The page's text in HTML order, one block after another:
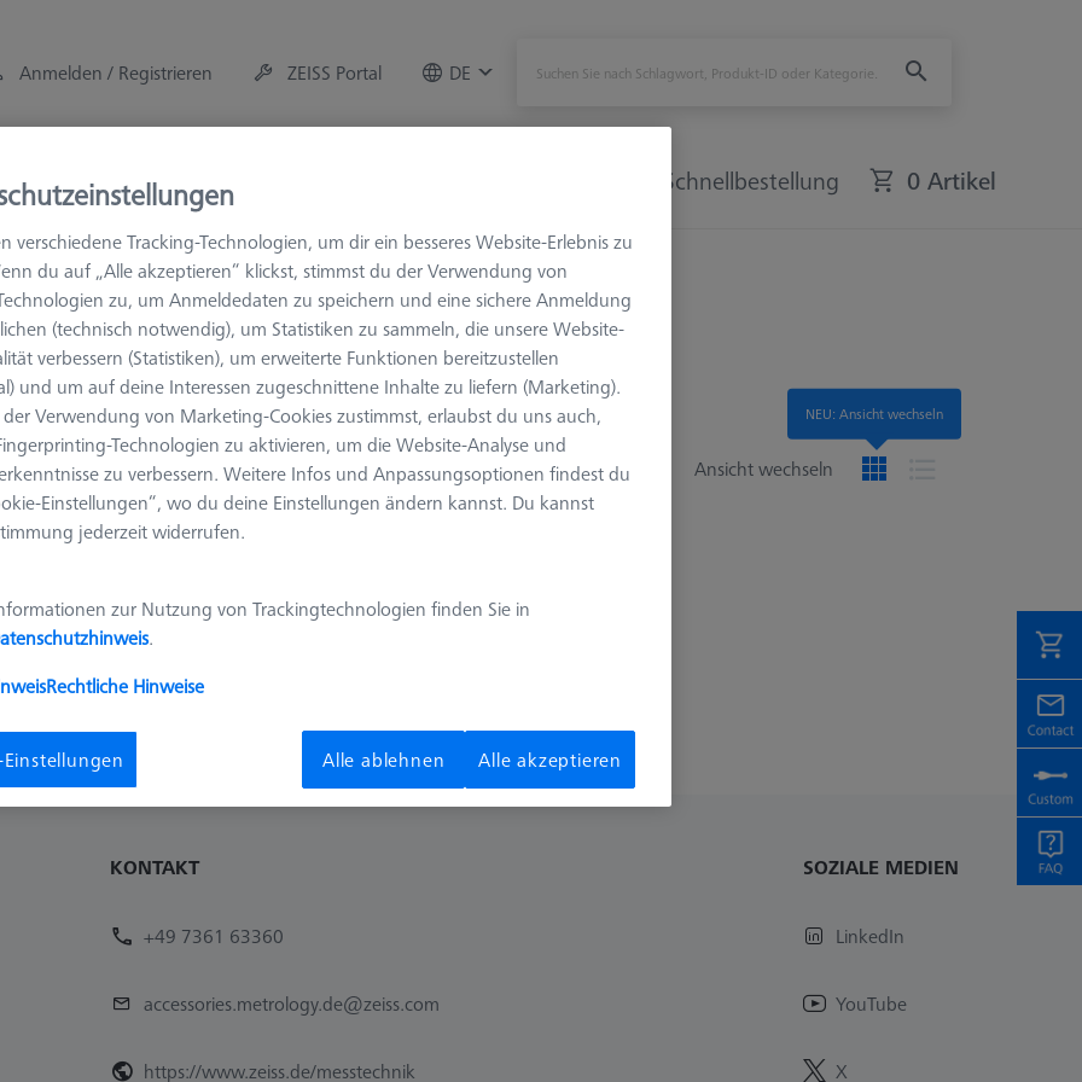
Anmelden / Registrieren ZEISS Portal DE
Messraum-Zubehör Schnellbestellung 0 Artikel
Einmessen und Prüfen ROTOS Mit Kalibrierung
Ansicht wechseln
Ergebnisse sortieren
Empfohlen
KONTAKT
+49 7361 63360
accessories.metrology.de@zeiss.com
https://www.zeiss.de/messtechnik
SOZIALE MEDIEN
LinkedIn
YouTube
X
NEU: Ansicht wechseln
verschiedene Tracking-Technologien, um dir ein besseres Website-Erlebnis zu
du auf „Alle akzeptieren“ klickst, stimmst du der Verwendung von
zu, um Anmeldedaten zu speichern und eine sichere Anmeldung
(technisch notwendig), um Statistiken zu sammeln, die unsere Website-
verbessern (Statistiken), um erweiterte Funktionen bereitzustellen
und um auf deine Interessen zugeschnittene Inhalte zu liefern (Marketing).
Verwendung von Marketing-Cookies zustimmst, erlaubst du uns auch,
Technologien zu aktivieren, um die Website-Analyse und
zu verbessern. Weitere Infos und Anpassungsoptionen findest du
Einstellungen“, wo du deine Einstellungen ändern kannst. Du kannst
jederzeit widerrufen.
zur Nutzung von Trackingtechnologien finden Sie in
.
Rechtliche Hinweise
Alle ablehnen Alle akzeptieren